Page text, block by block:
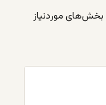
بخش‌های موردنیاز